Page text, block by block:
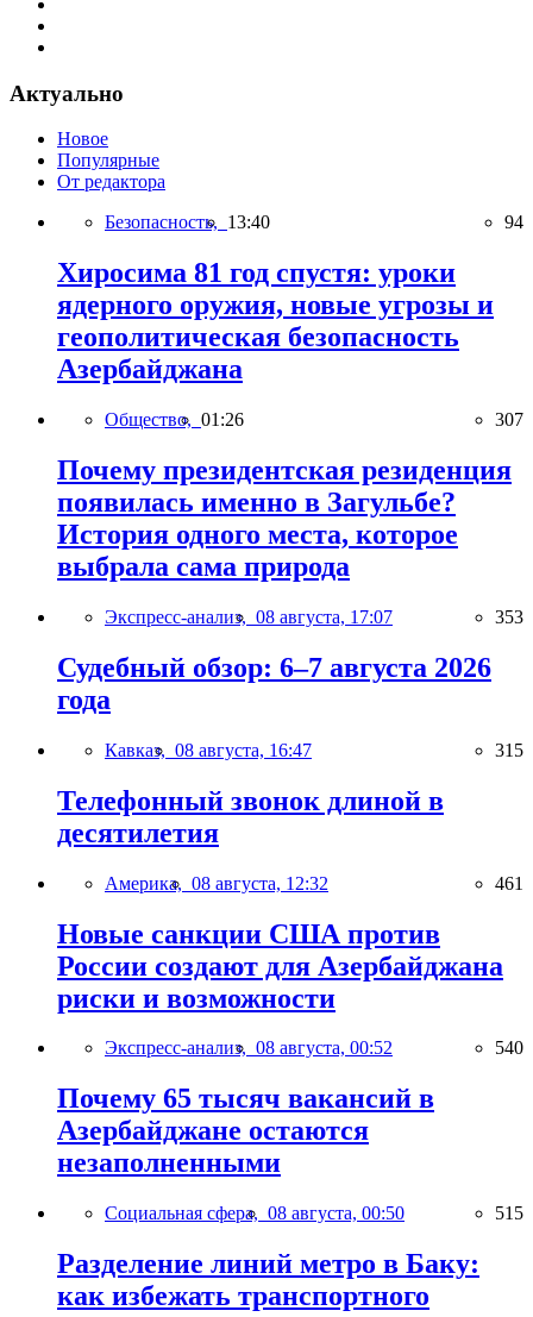
Актуально
Новое
Популярные
От редактора
Безопасность, 13:40 94
Хиросима 81 год спустя: уроки
ядерного оружия, новые угрозы и
геополитическая безопасность
Азербайджана
Общество, 01:26 307
Почему президентская резиденция
появилась именно в Загульбе?
История одного места, которое
выбрала сама природа
Экспресс-анализ, 08 августа, 17:07 353
Судебный обзор: 6–7 августа 2026
года
Кавказ, 08 августа, 16:47 315
Телефонный звонок длиной в
десятилетия
Америка, 08 августа, 12:32 461
Новые санкции США против
России создают для Азербайджана
риски и возможности
Экспресс-анализ, 08 августа, 00:52 540
Почему 65 тысяч вакансий в
Азербайджане остаются
незаполненными
Социальная сфера, 08 августа, 00:50 515
Разделение линий метро в Баку:
как избежать транспортного